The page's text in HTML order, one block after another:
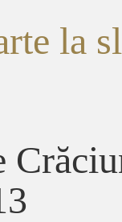
la